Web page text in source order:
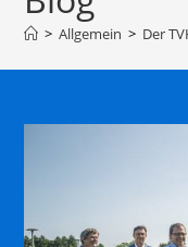
> Allgemein > Der